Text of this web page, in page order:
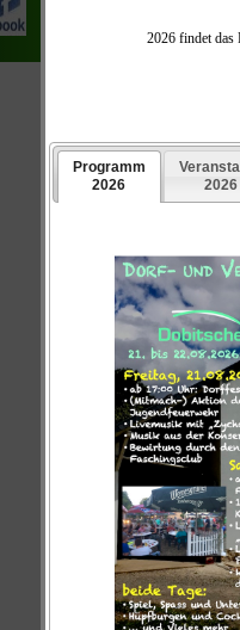
Natürlich
Größeren
Nach einem
Teilnehmer
Altersklasse
Platz
1.
2.
3.
4.